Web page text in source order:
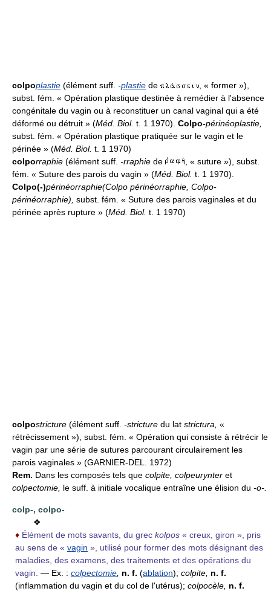
colpoplastie (élément suff. -plastie de
, « former »),
subst. fém. « Opération plastique destinée à remédier à l'absence
congénitale du vagin ou à reconstituer un canal vaginal qui a été
déformé ou détruit » (Méd. Biol. t. 1 1970). Colpo-périnéoplastie
subst. fém. « Opération plastique pratiquée sur le vagin et le
périnée » (Méd. Biol. t. 1 1970)
colporraphie (élément suff. -rraphie de
, « suture »), subst.
fém. « Suture des parois du vagin » (Méd. Biol. t. 1 1970).
Colpo(-)périnéorraphie(Colpo périnéorraphie, Colpo-
périnéorraphie) subst. fém. « Suture des parois vaginales et du
périnée après rupture » (Méd. Biol. t. 1 1970)
colpostricture (élément suff. -stricture du lat strictura, «
rétrécissement »), subst. fém. « Opération qui consiste à rétrécir le
vagin par une série de sutures parcourant circulairement les
parois vaginales » (GARNIER-DEL. 1972)
Rem. Dans les composés tels que colpite, colpeurynter et
colpectomie, le suff. à initiale vocalique entraîne une élision du -o-.
colp-, colpo-
❖
♦ Élément de mots savants, du grec kolpos « creux, giron », pris
au sens de « vagin », utilisé pour former des mots désignant des
maladies, des examens, des traitements et des opérations du
vagin. — Ex. : colpectomie n. f. (ablation); colpite, n. f.
(inflammation du vagin et du col de l'utérus); colpocèle, n. f.